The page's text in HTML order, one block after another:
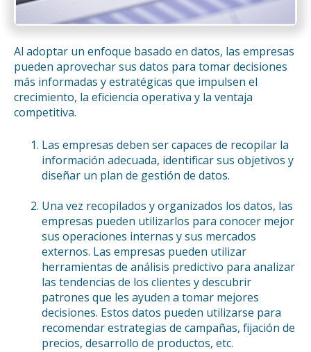
Al adoptar un enfoque basado en datos, las empresas
pueden aprovechar sus datos para tomar decisiones
más informadas y estratégicas que impulsen el
crecimiento, la eficiencia operativa y la ventaja
competitiva.
Las empresas deben ser capaces de recopilar la
información adecuada, identificar sus objetivos y
diseñar un plan de gestión de datos.
Una vez recopilados y organizados los datos, las
empresas pueden utilizarlos para conocer mejor
sus operaciones internas y sus mercados
externos. Las empresas pueden utilizar
herramientas de análisis predictivo para analizar
las tendencias de los clientes y descubrir
patrones que les ayuden a tomar mejores
decisiones. Estos datos pueden utilizarse para
recomendar estrategias de campañas, fijación de
precios, desarrollo de productos, etc.